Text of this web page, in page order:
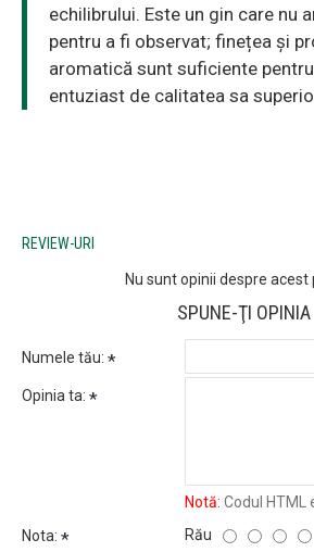
echilibrului. Este un gin care nu
pentru a fi observat; finețea și
aromatică sunt suficiente
entuziast de calitatea sa
REVIEW-URI
Nu sunt opinii despre acest
SPUNE-ŢI OPINIA
Numele tău:
Opinia ta:
Notă: Codul HTML
Nota:
Rău